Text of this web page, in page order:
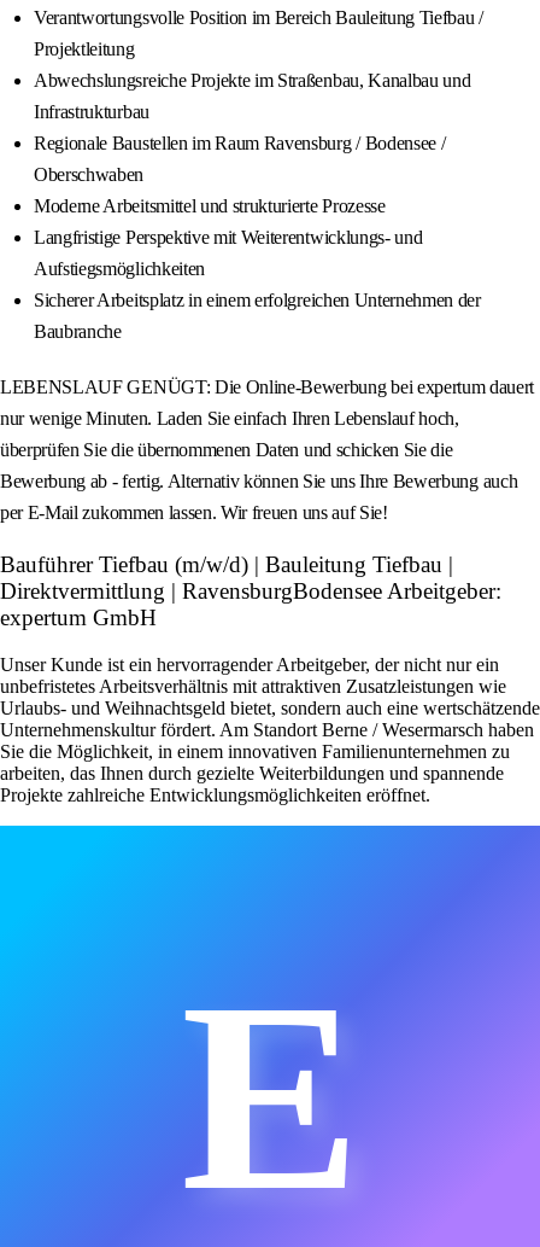
Verantwortungsvolle Position im Bereich Bauleitung Tiefbau /
Projektleitung
Abwechslungsreiche Projekte im Straßenbau, Kanalbau und
Infrastrukturbau
Regionale Baustellen im Raum Ravensburg / Bodensee /
Oberschwaben
Moderne Arbeitsmittel und strukturierte Prozesse
Langfristige Perspektive mit Weiterentwicklungs- und
Aufstiegsmöglichkeiten
Sicherer Arbeitsplatz in einem erfolgreichen Unternehmen der
Baubranche
LEBENSLAUF GENÜGT: Die Online-Bewerbung bei expertum dauert
nur wenige Minuten. Laden Sie einfach Ihren Lebenslauf hoch,
überprüfen Sie die übernommenen Daten und schicken Sie die
Bewerbung ab - fertig. Alternativ können Sie uns Ihre Bewerbung auch
per E-Mail zukommen lassen. Wir freuen uns auf Sie!
Bauführer Tiefbau (m/w/d) | Bauleitung Tiefbau |
Direktvermittlung | RavensburgBodensee Arbeitgeber:
expertum GmbH
Unser Kunde ist ein hervorragender Arbeitgeber, der nicht nur ein
unbefristetes Arbeitsverhältnis mit attraktiven Zusatzleistungen wie
Urlaubs- und Weihnachtsgeld bietet, sondern auch eine wertschätzende
Unternehmenskultur fördert. Am Standort Berne / Wesermarsch haben
Sie die Möglichkeit, in einem innovativen Familienunternehmen zu
arbeiten, das Ihnen durch gezielte Weiterbildungen und spannende
Projekte zahlreiche Entwicklungsmöglichkeiten eröffnet.
E